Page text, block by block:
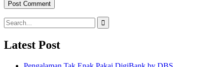
Search
for:
Latest Post